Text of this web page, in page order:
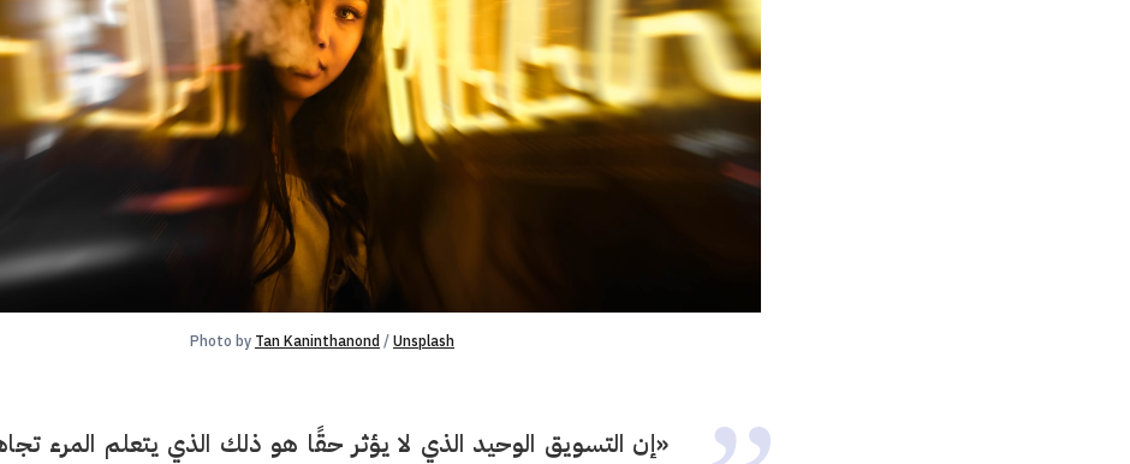
Photo by Tan Kaninthanond / Unsplash
«إن التسويق الوحيد الذي لا يؤثر حقًا هو ذلك الذي يتعلم المرء